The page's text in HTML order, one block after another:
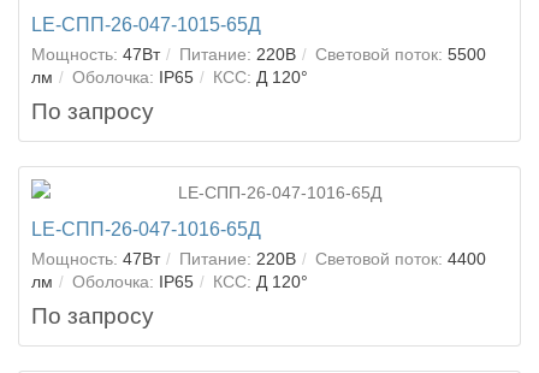
LE-СПП-26-047-1015-65Д
Мощность: 47Вт Питание: 220В Световой поток: 5500
лм
Оболочка: IP65 КСС: Д 120°
По запросу
LE-СПП-26-047-1016-65Д
Мощность: 47Вт Питание: 220В Световой поток: 4400
лм
Оболочка: IP65 КСС: Д 120°
По запросу